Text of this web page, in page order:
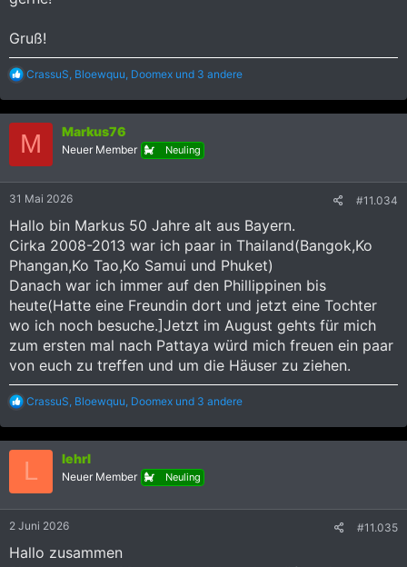
Gruß!
R
a
k
i
n
CrassuS Bloewquu Doomex und 3 andere
M Markus76
Neuer Member Neuling
31 Mai 2026 #11.034
Hallo bin Markus 50 Jahre alt aus Bayern.
Cirka 2008-2013 war ich paar in Thailand(Bangok,Ko
Phangan,Ko Tao,Ko Samui und Phuket)
Danach war ich immer auf den Phillippinen bis
heute(Hatte eine Freundin dort und jetzt eine Tochter
wo ich noch besuche.]Jetzt im August gehts für mich
zum ersten mal nach Pattaya würd mich freuen ein paar
von euch zu treffen und um die Häuser zu ziehen.
R
a
k
n
CrassuS Bloewquu Doomex und 3 andere
L lehrl
Neuer Member Neuling
2 Juni 2026 #11.035
Hallo zusammen